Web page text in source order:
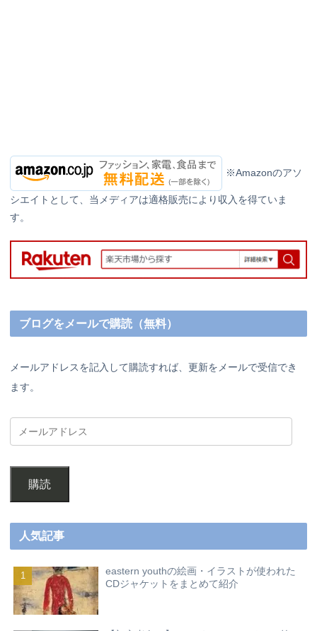
※Amazonのアソ
シエイトとして、当メディアは適格販売により収入を得ていま
す。
ブログをメールで購読（無料）
メールアドレスを記入して購読すれば、更新をメールで受信でき
ます。
購読
人気記事
eastern youthの絵画・イラストが使われた
CDジャケットをまとめて紹介